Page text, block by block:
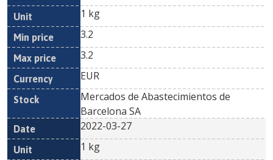
1 kg
3.2
3.2
EUR
Mercados de Abastecimientos de
Barcelona SA
2022-03-27
1 kg